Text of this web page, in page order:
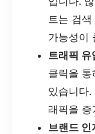
트는 검
가능성이
트래픽 유
클릭을
있습니다.
래픽을 증
브랜드 인